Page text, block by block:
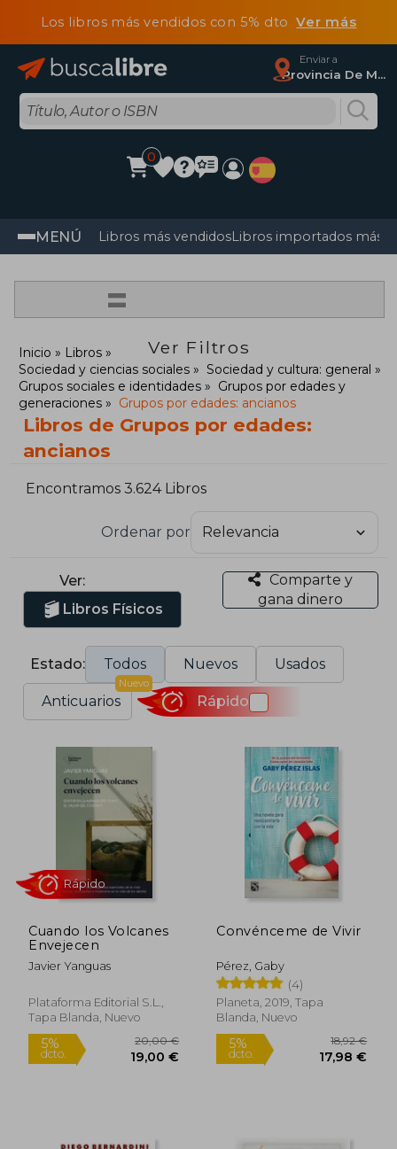
Los libros más vendidos con 5% dtoVer más
Enviar a
Provincia De Madrid
0
MENÚ Libros más vendidosLibros importados más
=
Ver Filtros
Inicio
Libros
Sociedad y ciencias sociales
Sociedad y cultura: general
Grupos sociales e identidades
Grupos por edades y
generaciones
Grupos por edades: ancianos
Libros de Grupos por edades:
ancianos
Encontramos 3.624 Libros
Ordenar por
Ver:
Libros Físicos
Comparte y
gana dinero
Estado: Todos Nuevos Usados
Anticuarios
Nuevo
Rápido
Cuando los Volcanes
Envejecen
Javier Yanguas
Plataforma Editorial S.L.,
Tapa Blanda, Nuevo
Convénceme de Vivir
Pérez, Gaby
(4)
Planeta, 2019, Tapa
Blanda, Nuevo